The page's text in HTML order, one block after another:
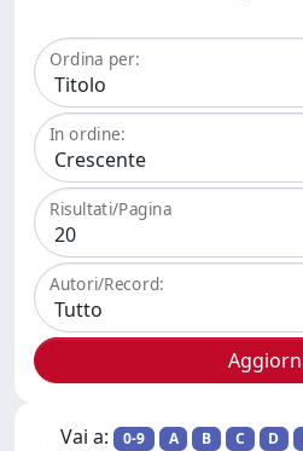
Ordina per:
In ordine:
Risultati/Pagina
Autori/Record:
Vai a: 0-9 A B C D